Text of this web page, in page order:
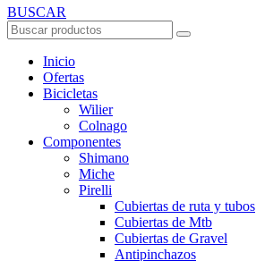
BUSCAR
Inicio
Ofertas
Bicicletas
Wilier
Colnago
Componentes
Shimano
Miche
Pirelli
Cubiertas de ruta y tubos
Cubiertas de Mtb
Cubiertas de Gravel
Antipinchazos